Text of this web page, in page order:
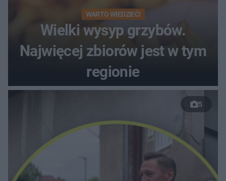
WARTO WIEDZIEĆ!
Wielki wysyp grzybów.
Najwięcej zbiorów jest w tym
regionie
5